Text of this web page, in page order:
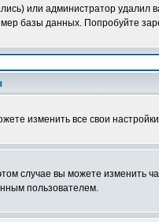
или администратор удалил
базы данных. Попробуйте
изменить все свои
случае вы можете изменить
пользователем.